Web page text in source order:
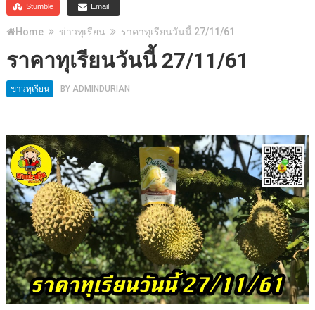
Stumble Email
Home ข่าวทุเรียน ราคาทุเรียนวันนี้ 27/11/61
ราคาทุเรียนวันนี้ 27/11/61
ข่าวทุเรียน BY ADMINDURIAN